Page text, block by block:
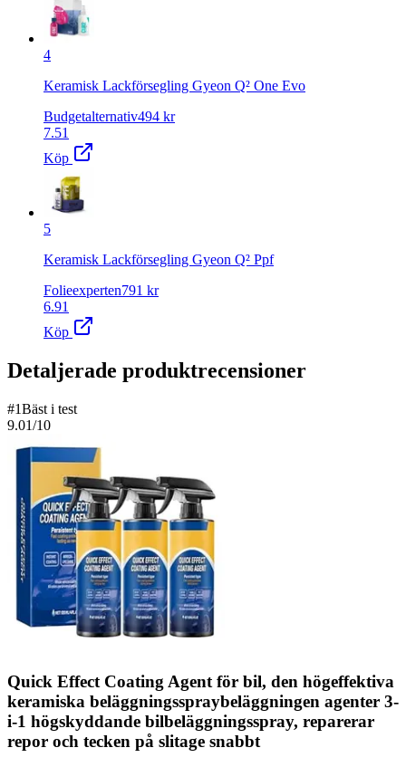
4
Keramisk Lackförsegling Gyeon Q² One Evo
Budgetalternativ494 kr
7.51
Köp
5
Keramisk Lackförsegling Gyeon Q² Ppf
Folieexperten791 kr
6.91
Köp
Detaljerade produktrecensioner
#1Bäst i test
9.01/10
Quick Effect Coating Agent för bil, den högeffektiva
keramiska beläggningsspraybeläggningen agenter 3-
i-1 högskyddande bilbeläggningsspray, reparerar
repor och tecken på slitage snabbt